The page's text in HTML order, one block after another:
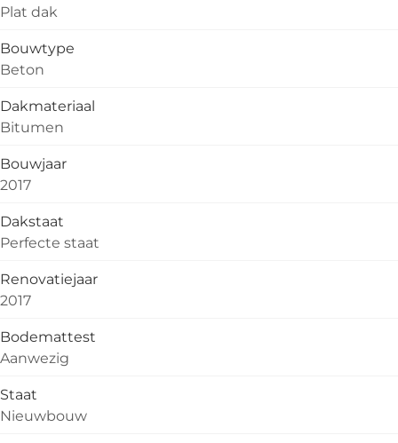
Plat dak
Bouwtype
Beton
Dakmateriaal
Bitumen
Bouwjaar
2017
Dakstaat
Perfecte staat
Renovatiejaar
2017
Bodemattest
Aanwezig
Staat
Nieuwbouw